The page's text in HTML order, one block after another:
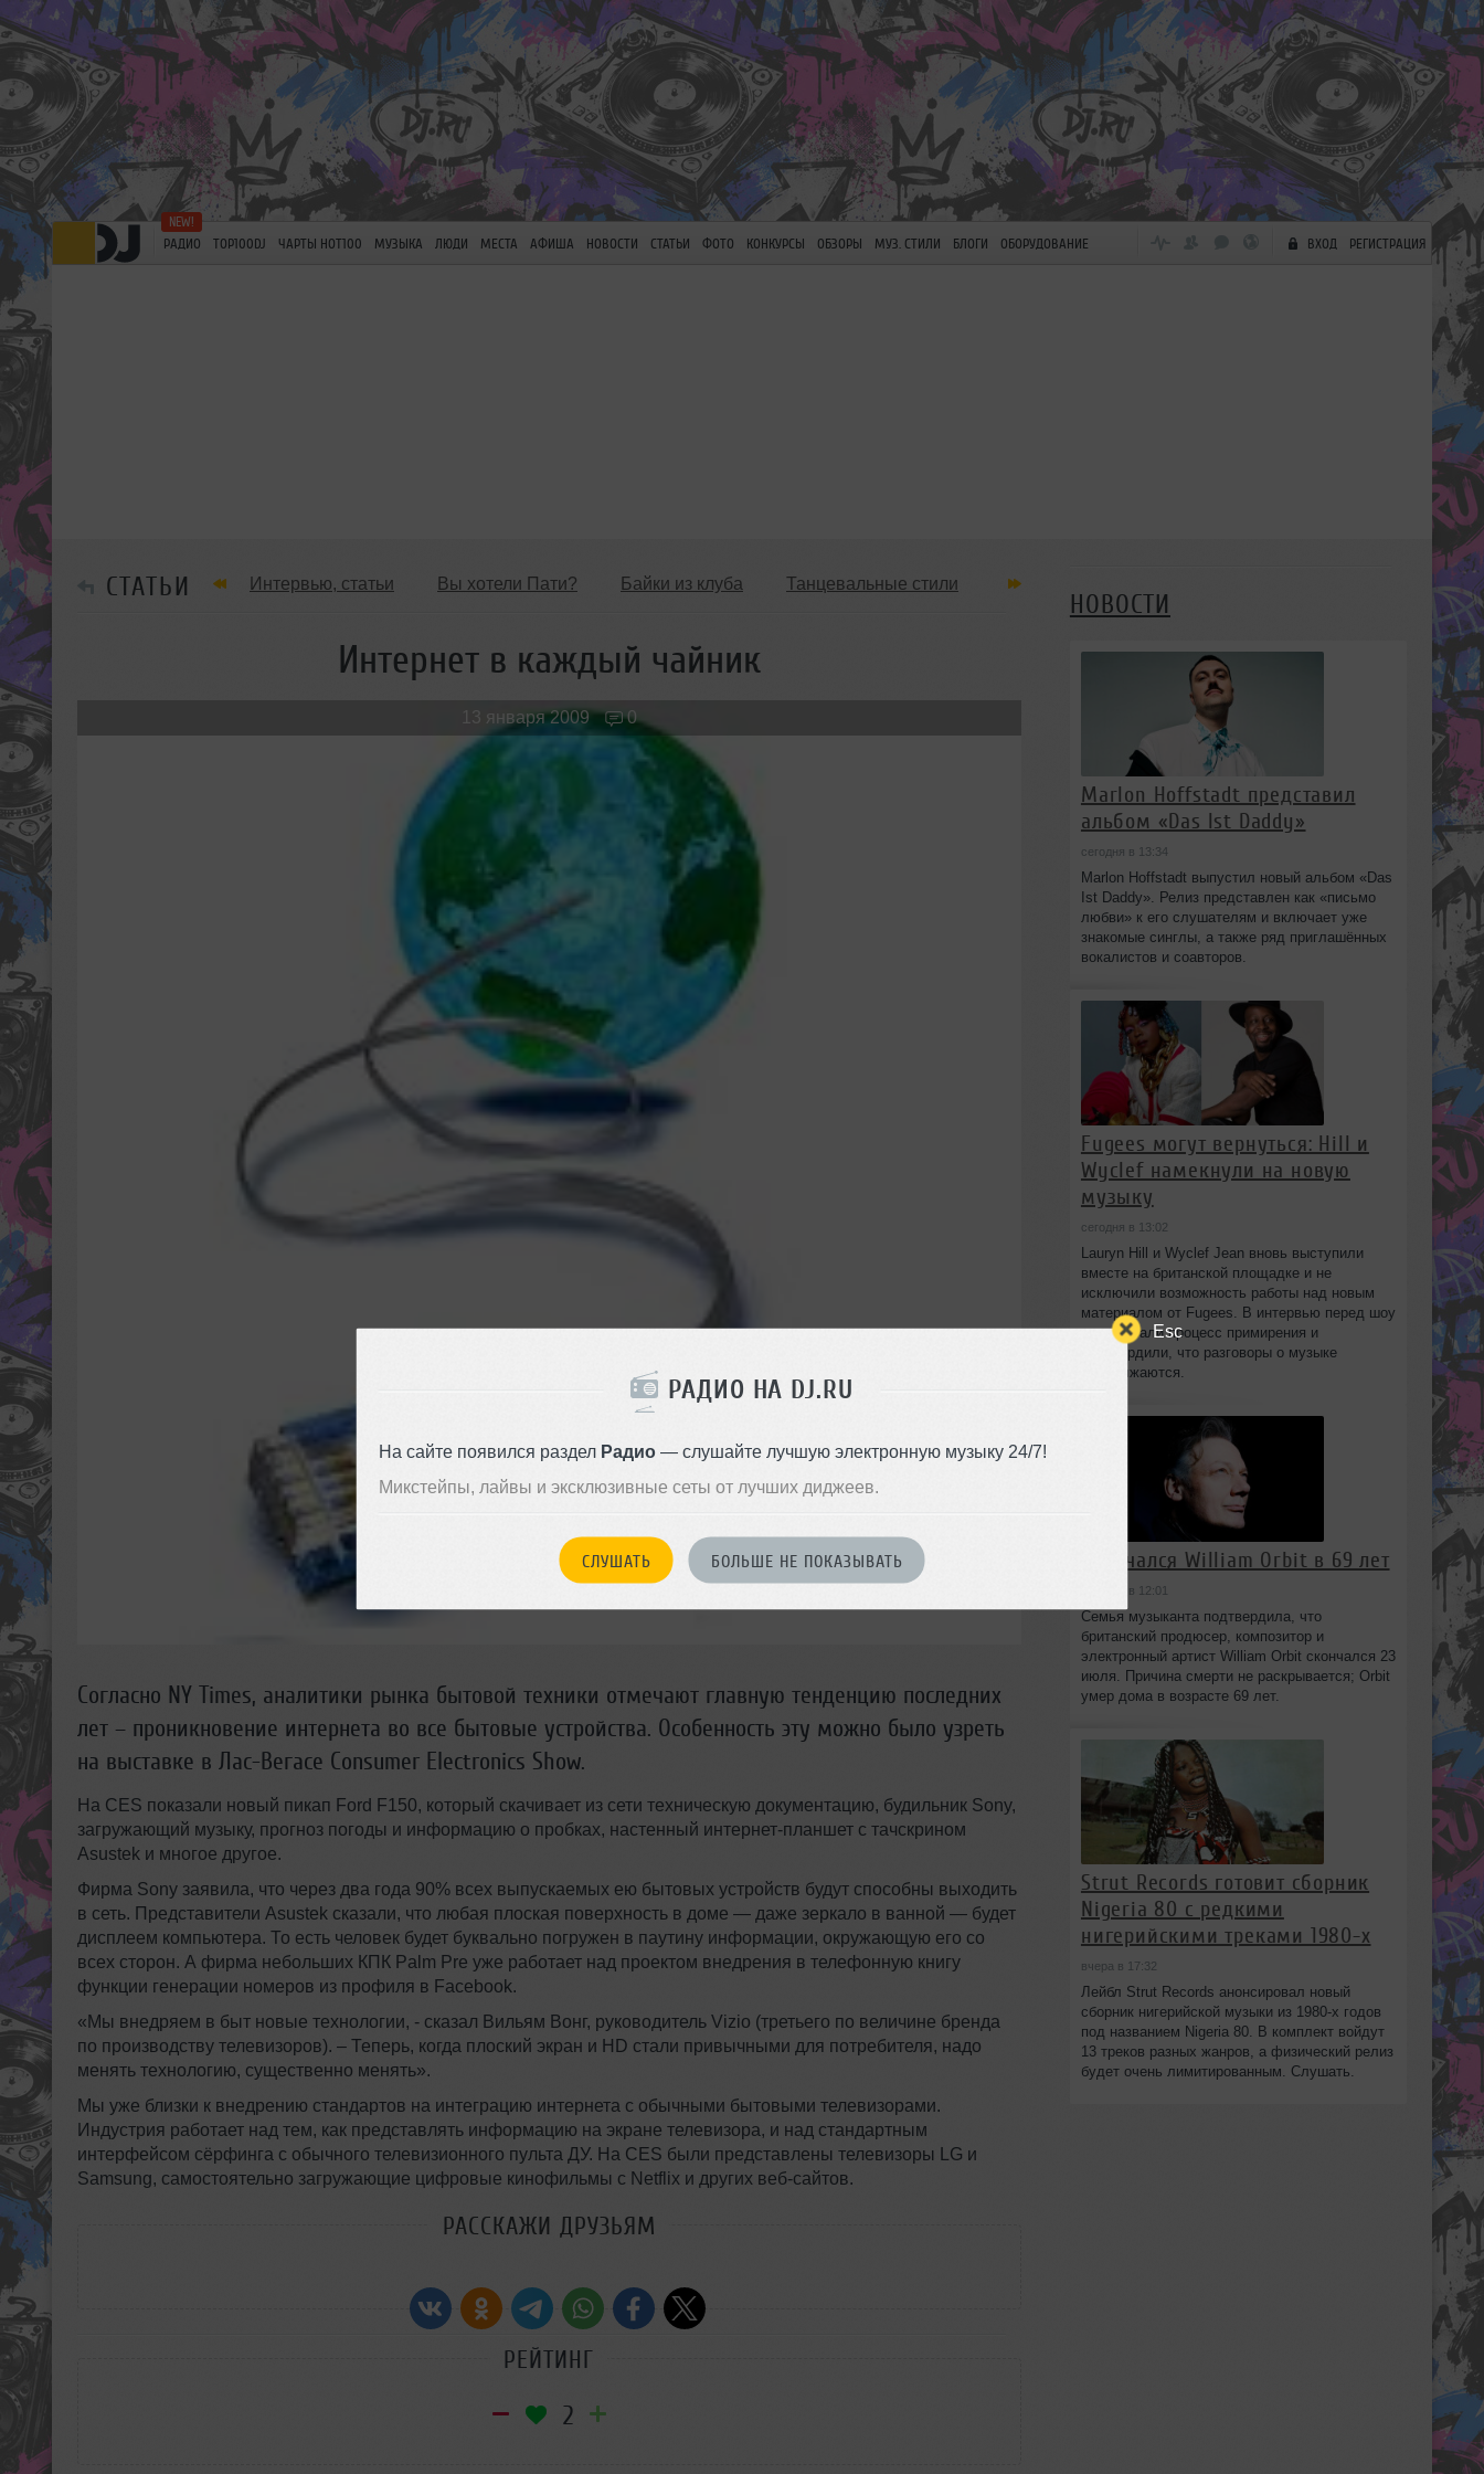
Esc
РАДИО НА DJ.RU
На сайте появился раздел Радио— слушайте лучшую электронную музыку 24/7!
Микстейпы, лайвы и эксклюзивные сеты от лучших диджеев.
СЛУШАТЬ БОЛЬШЕ НЕ ПОКАЗЫВАТЬ
РАДИО TOP100DJ ЧАРТЫ HOT100 МУЗЫКА ЛЮДИ МЕСТА АФИША НОВОСТИ СТАТЬИ ФОТО КОНКУРСЫ ОБЗОРЫ МУЗ. СТИЛИ БЛОГИ ОБОРУДОВАНИЕ ВХОД РЕГИСТРАЦИЯ
СТАТЬИ Интервью, статьи Вы хотели Пати? Байки из клуба Танцевальные стили
Обзоры Вечеринок и Клубов
Интернет в каждый чайник
13 января 2009 0
Согласно NY Times, аналитики рынка бытовой техники отмечают главную тенденцию последних
лет – проникновение интернета во все бытовые устройства. Особенность эту можно было узреть
на выставке в Лас-Вегасе Consumer Electronics Show.
На CES показали новый пикап Ford F150, который скачивает из сети техническую документацию, будильник Sony,
загружающий музыку, прогноз погоды и информацию о пробках, настенный интернет-планшет с тачскрином
Asustek и многое другое.
Фирма Sony заявила, что через два года 90% всех выпускаемых ею бытовых устройств будут способны выходить
в сеть. Представители Asustek сказали, что любая плоская поверхность в доме — даже зеркало в ванной — будет
дисплеем компьютера. То есть человек будет буквально погружен в паутину информации, окружающую его со
всех сторон. А фирма небольших КПК Palm Pre уже работает над проектом внедрения в телефонную книгу
функции генерации номеров из профиля в Facebook.
«Мы внедряем в быт новые технологии, - сказал Вильям Вонг, руководитель Vizio (третьего по величине бренда
по производству телевизоров). – Теперь, когда плоский экран и HD стали привычными для потребителя, надо
менять технологию, существенно менять».
Мы уже близки к внедрению стандартов на интеграцию интернета с обычными бытовыми телевизорами.
Индустрия работает над тем, как представлять информацию на экране телевизора, и над стандартным
интерфейсом сёрфинга с обычного телевизионного пульта ДУ. На CES были представлены телевизоры LG и
Samsung, самостоятельно загружающие цифровые кинофильмы с Netflix и других веб-сайтов.
РАССКАЖИ ДРУЗЬЯМ
РЕЙТИНГ
2
НОВОСТИ
Marlon Hoffstadt представил
альбом «Das Ist Daddy»
сегодня в 13:34
Marlon Hoffstadt выпустил новый альбом «Das
Ist Daddy». Релиз представлен как «письмо
любви» к его слушателям и включает уже
знакомые синглы, а также ряд приглашённых
вокалистов и соавторов.
Fugees могут вернуться: Hill и
Wyclef намекнули на новую
музыку
сегодня в 13:02
Lauryn Hill и Wyclef Jean вновь выступили
вместе на британской площадке и не
исключили возможность работы над новым
материалом от Fugees. В интервью перед шоу
они описали процесс примирения и
подтвердили, что разговоры о музыке
продолжаются.
Скончался William Orbit в 69 лет
сегодня в 12:01
Семья музыканта подтвердила, что
британский продюсер, композитор и
электронный артист William Orbit скончался 23
июля. Причина смерти не раскрывается; Orbit
умер дома в возрасте 69 лет.
Strut Records готовит сборник
Nigeria 80 с редкими
нигерийскими треками 1980-х
вчера в 17:32
Лейбл Strut Records анонсировал новый
сборник нигерийской музыки из 1980-х годов
под названием Nigeria 80. В комплект войдут
13 треков разных жанров, а физический релиз
будет очень лимитированным. Слушать.